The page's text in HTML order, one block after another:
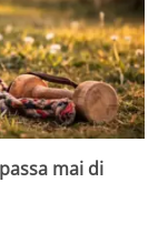
mai di